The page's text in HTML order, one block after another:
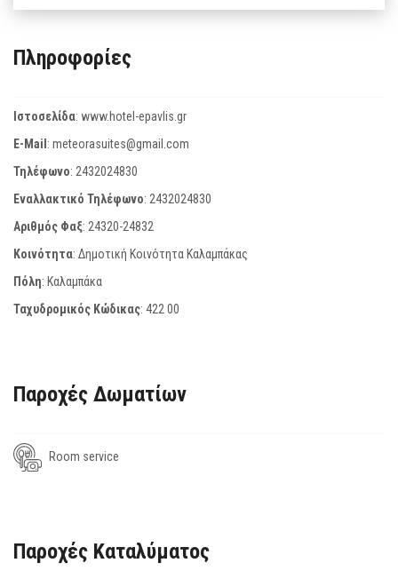
Πληροφορίες
Ιστοσελίδα: www.hotel-epavlis.gr
E-Mail: meteorasuites@gmail.com
Τηλέφωνο: 2432024830
Εναλλακτικό Τηλέφωνο: 2432024830
Αριθμός Φαξ: 24320-24832
Κοινότητα: Δημοτική Κοινότητα Καλαμπάκας
Πόλη: Καλαμπάκα
Ταχυδρομικός Κώδικας: 422 00
Παροχές Δωματίων
Room service
Παροχές Καταλύματος